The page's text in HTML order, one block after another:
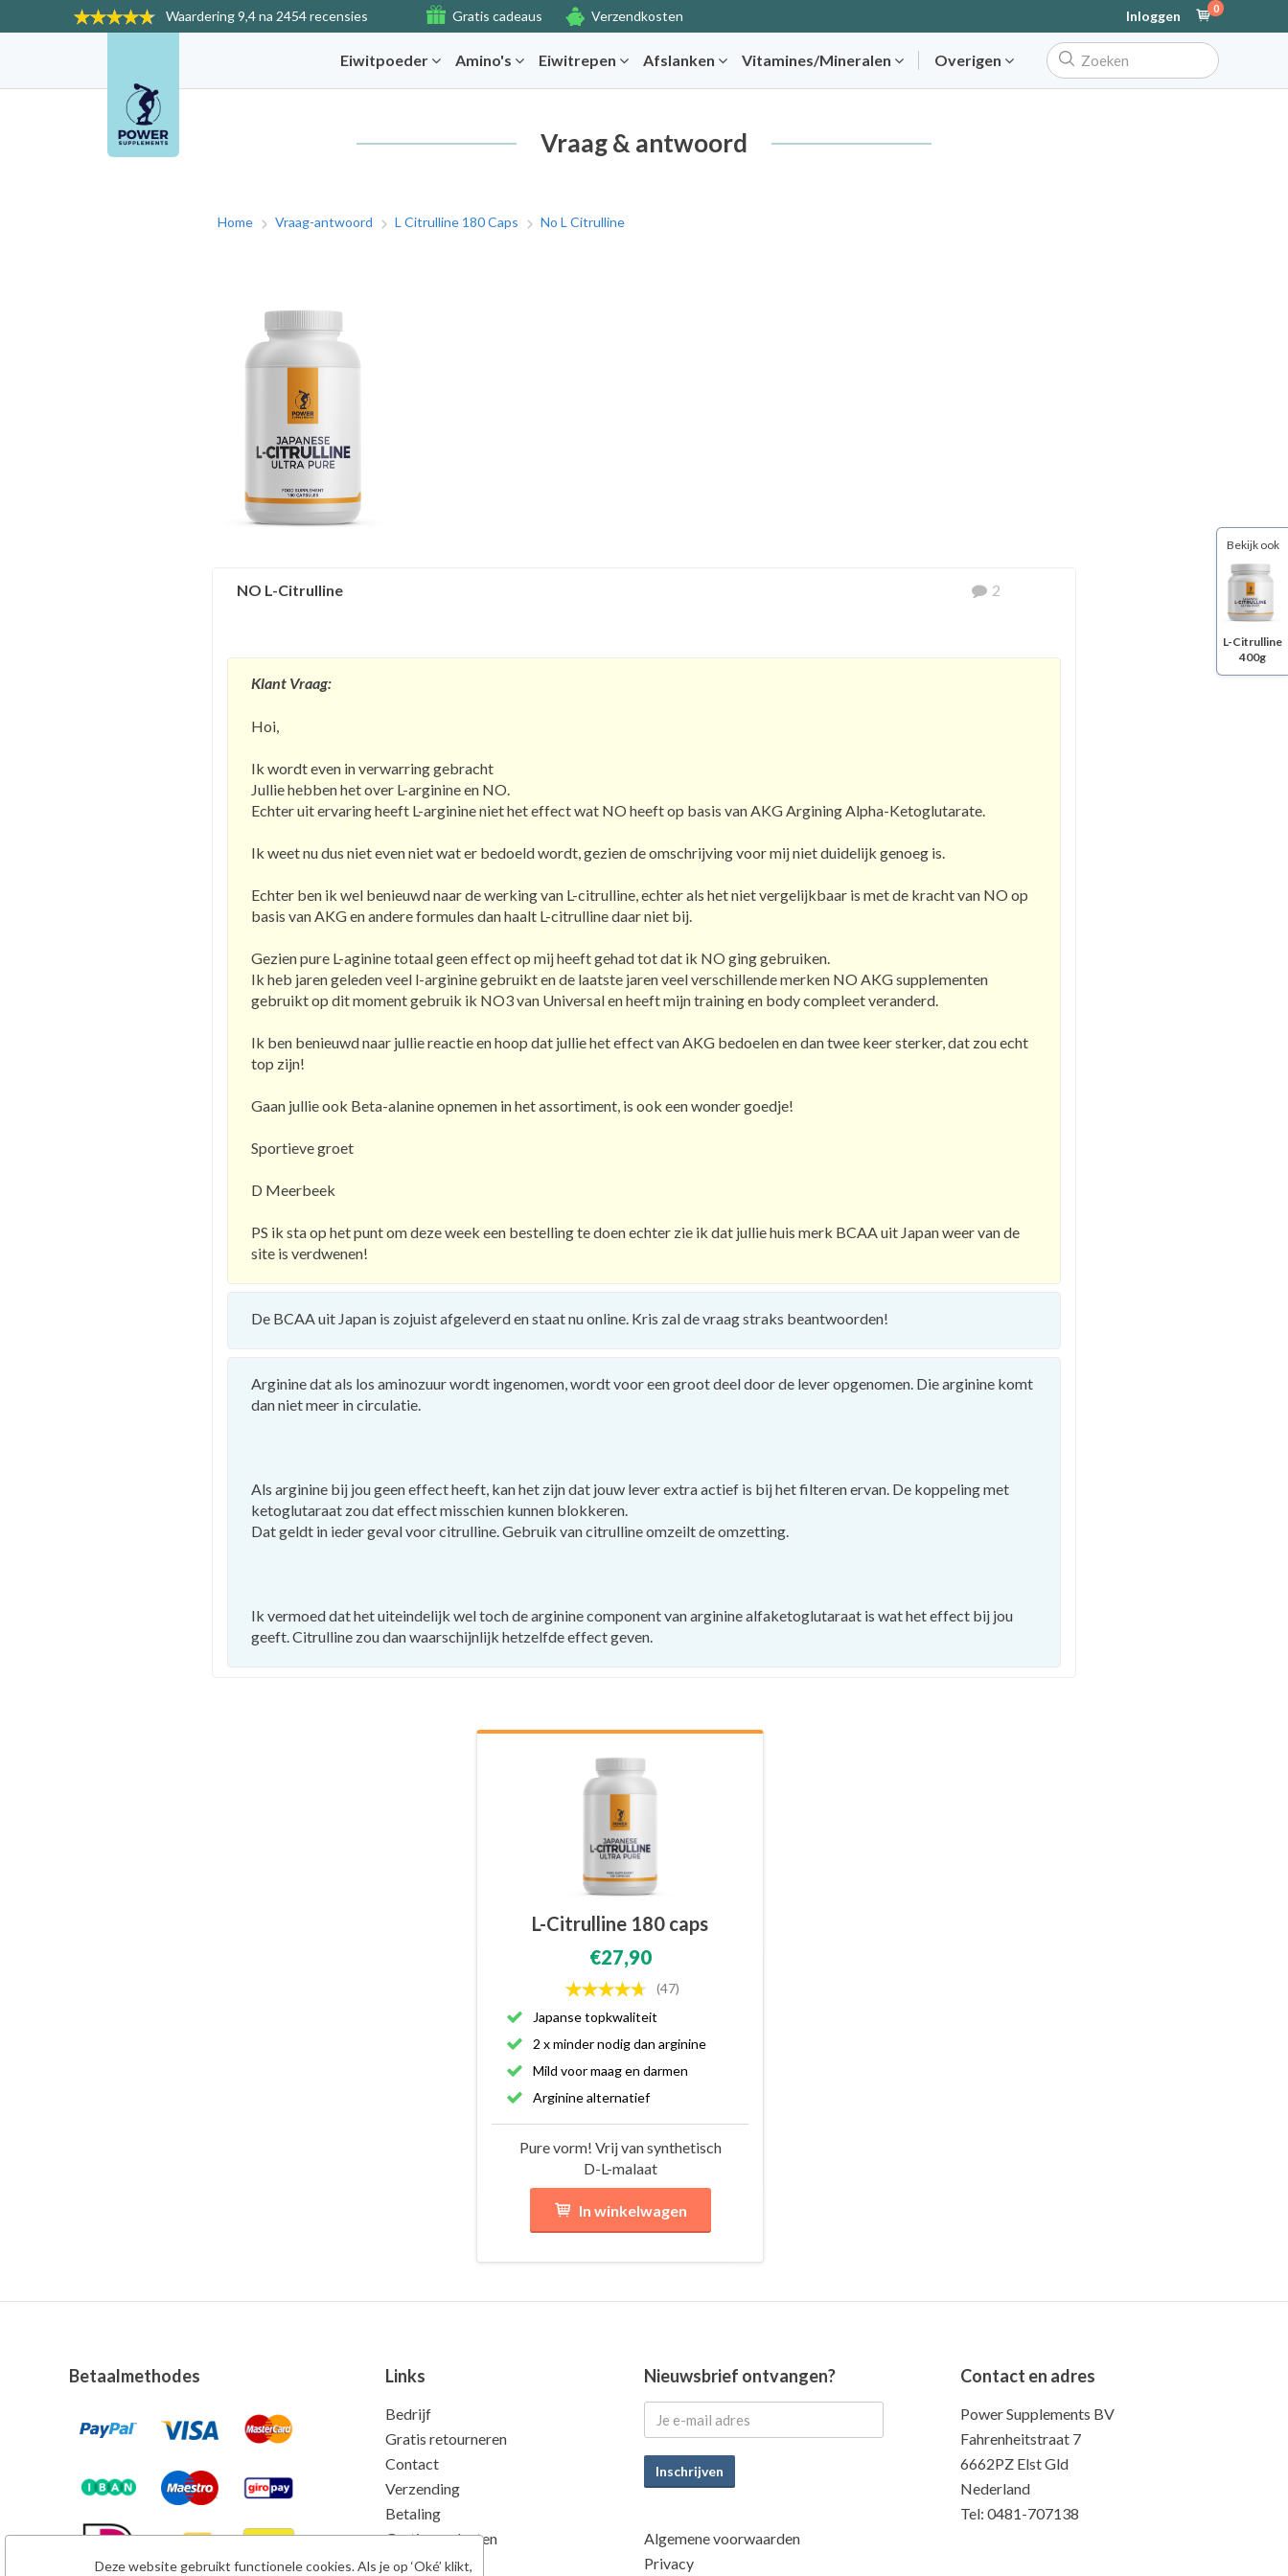
Waardering9,4 na 2454 recensies Gratis cadeaus Verzendkosten Inloggen 0
Eiwitpoeder Amino's Eiwitrepen Afslanken Vitamines/Mineralen Overigen
Deze website gebruikt functionele cookies. Als je op ‘Oké’ klikt,
Vraag & antwoord
Home Vraag-antwoord L Citrulline 180 Caps No L Citrulline
NO L-Citrulline 2
Klant Vraag:
Hoi,
Ik wordt even in verwarring gebracht
Jullie hebben het over L-arginine en NO.
Echter uit ervaring heeft L-arginine niet het effect wat NO heeft op basis van AKG Argining Alpha-Ketoglutarate.
Ik weet nu dus niet even niet wat er bedoeld wordt, gezien de omschrijving voor mij niet duidelijk genoeg is.
Echter ben ik wel benieuwd naar de werking van L-citrulline, echter als het niet vergelijkbaar is met de kracht van NO op
basis van AKG en andere formules dan haalt L-citrulline daar niet bij.
Gezien pure L-aginine totaal geen effect op mij heeft gehad tot dat ik NO ging gebruiken.
Ik heb jaren geleden veel l-arginine gebruikt en de laatste jaren veel verschillende merken NO AKG supplementen
gebruikt op dit moment gebruik ik NO3 van Universal en heeft mijn training en body compleet veranderd.
Ik ben benieuwd naar jullie reactie en hoop dat jullie het effect van AKG bedoelen en dan twee keer sterker, dat zou echt
top zijn!
Gaan jullie ook Beta-alanine opnemen in het assortiment, is ook een wonder goedje!
Sportieve groet
D Meerbeek
PS ik sta op het punt om deze week een bestelling te doen echter zie ik dat jullie huis merk BCAA uit Japan weer van de
site is verdwenen!
De BCAA uit Japan is zojuist afgeleverd en staat nu online. Kris zal de vraag straks beantwoorden!
Arginine dat als los aminozuur wordt ingenomen, wordt voor een groot deel door de lever opgenomen. Die arginine komt
dan niet meer in circulatie.
Als arginine bij jou geen effect heeft, kan het zijn dat jouw lever extra actief is bij het filteren ervan. De koppeling met
ketoglutaraat zou dat effect misschien kunnen blokkeren.
Dat geldt in ieder geval voor citrulline. Gebruik van citrulline omzeilt de omzetting.
Ik vermoed dat het uiteindelijk wel toch de arginine component van arginine alfaketoglutaraat is wat het effect bij jou
geeft. Citrulline zou dan waarschijnlijk hetzelfde effect geven.
L-Citrulline 180 caps
€27,90
(47)
Japanse topkwaliteit
2 x minder nodig dan arginine
Mild voor maag en darmen
Arginine alternatief
Pure vorm! Vrij van synthetisch
D-L-malaat
In winkelwagen
Betaalmethodes Links
Bedrijf
Gratis retourneren
Contact
Verzending
Betaling
Gratis producten
Kwaliteit
Nieuwsbrief ontvangen?
Inschrijven
Algemene voorwaarden
Privacy
Contact en adres
Power Supplements BV
Fahrenheitstraat 7
6662PZ Elst Gld
Nederland
Tel: 0481-707138
Bekijk ook
L-Citrulline
400g